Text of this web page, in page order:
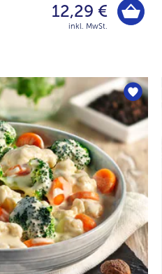
12,29 €
inkl. MwSt.